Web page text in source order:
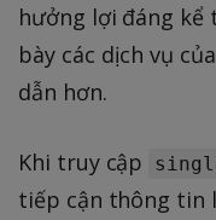
hưởng lợi đáng kể
bày các dịch vụ
dẫn hơn.
Khi truy cập
tiếp cận thông tin